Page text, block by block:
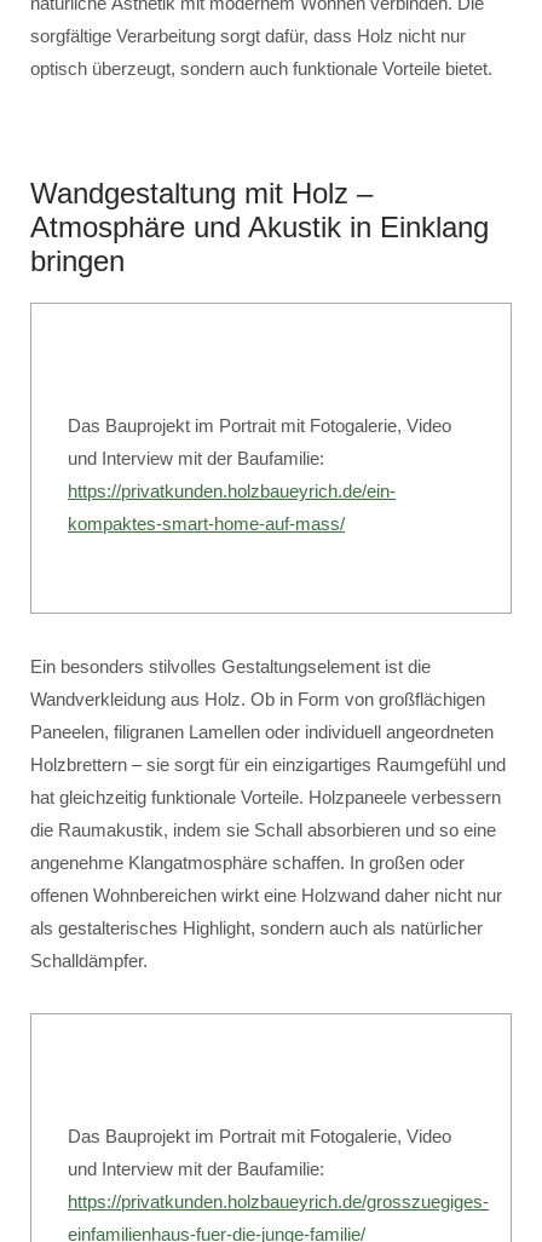
sorgfältige Verarbeitung sorgt dafür, dass Holz nicht nur
optisch überzeugt, sondern auch funktionale Vorteile bietet.
Wandgestaltung mit Holz –
Atmosphäre und Akustik in Einklang
bringen
Das Bauprojekt im Portrait mit Fotogalerie, Video
und Interview mit der Baufamilie:
https://privatkunden.holzbaueyrich.de/ein-
kompaktes-smart-home-auf-mass/
Ein besonders stilvolles Gestaltungselement ist die
Wandverkleidung aus Holz. Ob in Form von großflächigen
Paneelen, filigranen Lamellen oder individuell angeordneten
Holzbrettern – sie sorgt für ein einzigartiges Raumgefühl und
hat gleichzeitig funktionale Vorteile. Holzpaneele verbessern
die Raumakustik, indem sie Schall absorbieren und so eine
angenehme Klangatmosphäre schaffen. In großen oder
offenen Wohnbereichen wirkt eine Holzwand daher nicht nur
als gestalterisches Highlight, sondern auch als natürlicher
Schalldämpfer.
Das Bauprojekt im Portrait mit Fotogalerie, Video
und Interview mit der Baufamilie:
https://privatkunden.holzbaueyrich.de/grosszuegiges-
einfamilienhaus-fuer-die-junge-familie/